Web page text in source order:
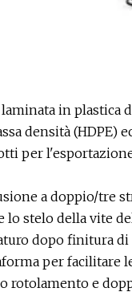
in plastica
densità
per
a doppio/tre
stelo della vite
dopo finitura di
per facilitare
rotolamento e